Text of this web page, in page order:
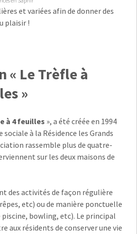
et variées afin de donner des
plaisir !
« Le Trèfle à
»
à 4 feuilles », a été créée en 1994
à la Résidence les Grands
rassemble plus de quatre-
sur les deux maisons de
des activités de façon régulière
etc) ou de manière ponctuelle
bowling, etc). Le principal
aux résidents de conserver une vie